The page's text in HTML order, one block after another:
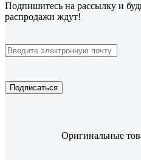
Подпишитесь на рассылку и
распродажи ждут!
Подписаться
Оригинальные